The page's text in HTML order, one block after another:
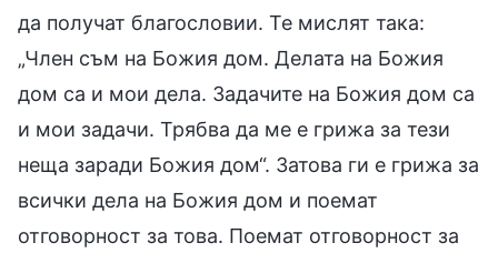
да получат благословии. Те мислят така:
„Член съм на Божия дом. Делата на Божия
дом са и мои дела. Задачите на Божия дом са
и мои задачи. Трябва да ме е грижа за тези
неща заради Божия дом“. Затова ги е грижа за
всички дела на Божия дом и поемат
отговорност за това. Поемат отговорност за